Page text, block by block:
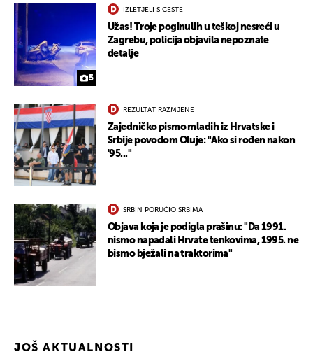
5
IZLETJELI S CESTE
Užas! Troje poginulih u teškoj nesreći u
Zagrebu, policija objavila nepoznate
detalje
REZULTAT RAZMJENE
Zajedničko pismo mladih iz Hrvatske i
Srbije povodom Oluje: "Ako si rođen nakon
'95..."
SRBIN PORUČIO SRBIMA
Objava koja je podigla prašinu: "Da 1991.
nismo napadali Hrvate tenkovima, 1995. ne
bismo bježali na traktorima"
JOŠ AKTUALNOSTI
UKLJUČITE NOTIFIKACIJE